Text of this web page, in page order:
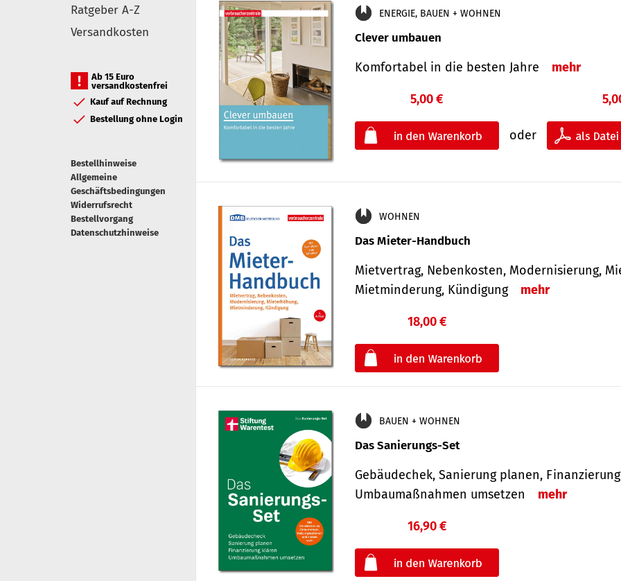
Ratgeber A-Z
Versandkosten
Ab 15 Euro
versandkostenfrei
Kauf auf Rechnung
Bestellung ohne Login
Bestellhinweise
Allgemeine
Geschäftsbedingungen
Widerrufsrecht
Bestellvorgang
Datenschutzhinweise
ENERGIE, BAUEN + WOHNEN
Clever umbauen
Komfortabel in die besten Jahre mehr
5,00 €
oder
WOHNEN
Das Mieter-Handbuch
Mietvertrag, Nebenkosten, Modernisierung,
Mietminderung, Kündigung
mehr
18,00 €
BAUEN + WOHNEN
Das Sanierungs-Set
Gebäudechek, Sanierung planen,
Umbaumaßnahmen umsetzen
mehr
16,90 €